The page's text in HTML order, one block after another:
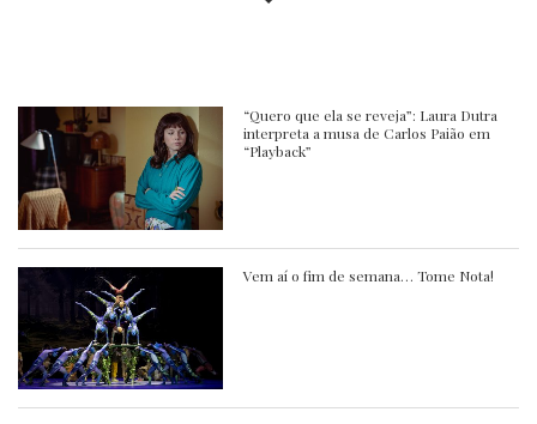
“Quero que ela se reveja”: Laura Dutra
interpreta a musa de Carlos Paião em
“Playback”
Vem aí o fim de semana… Tome Nota!